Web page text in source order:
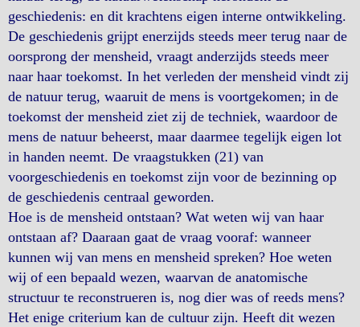
geschiedenis: en dit krachtens eigen interne ontwikkeling.
De geschiedenis grijpt enerzijds steeds meer terug naar de
oorsprong der mensheid, vraagt anderzijds steeds meer
naar haar toekomst. In het verleden der mensheid vindt zij
de natuur terug, waaruit de mens is voortgekomen; in de
toekomst der mensheid ziet zij de techniek, waardoor de
mens de natuur beheerst, maar daarmee tegelijk eigen lot
in handen neemt. De vraagstukken (21) van
voorgeschiedenis en toekomst zijn voor de bezinning op
de geschiedenis centraal geworden.
Hoe is de mensheid ontstaan? Wat weten wij van haar
ontstaan af? Daaraan gaat de vraag vooraf: wanneer
kunnen wij van mens en mensheid spreken? Hoe weten
wij of een bepaald wezen, waarvan de anatomische
structuur te reconstrueren is, nog dier was of reeds mens?
Het enige criterium kan de cultuur zijn. Heeft dit wezen